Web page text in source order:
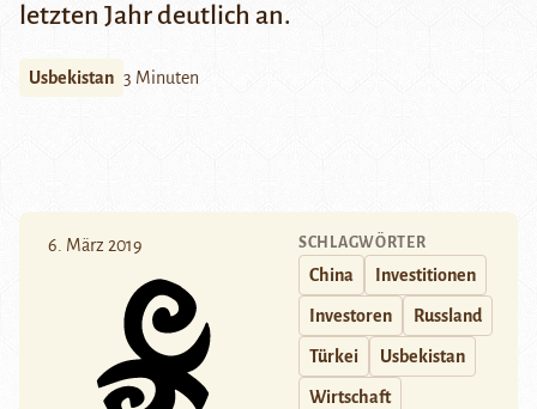
letzten Jahr deutlich an.
Usbekistan 3 Minuten
6. März 2019 SCHLAGWÖRTER
China Investitionen
Investoren Russland
Türkei Usbekistan
Wirtschaft